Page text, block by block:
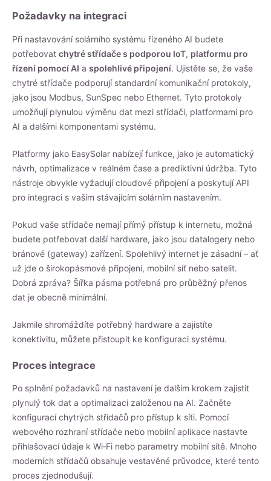
Požadavky na integraci
Při nastavování solárního systému řízeného AI budete
potřebovat chytré střídače s podporou IoT, platformu pro
řízení pomocí AI a spolehlivé připojení. Ujistěte se, že vaše
chytré střídače podporují standardní komunikační protokoly,
jako jsou Modbus, SunSpec nebo Ethernet. Tyto protokoly
umožňují plynulou výměnu dat mezi střídači, platformami pro
AI a dalšími komponentami systému.
Platformy jako EasySolar nabízejí funkce, jako je automatický
návrh, optimalizace v reálném čase a prediktivní údržba. Tyto
nástroje obvykle vyžadují cloudové připojení a poskytují API
pro integraci s vaším stávajícím solárním nastavením.
Pokud vaše střídače nemají přímý přístup k internetu, možná
budete potřebovat další hardware, jako jsou datalogery nebo
bránové (gateway) zařízení. Spolehlivý internet je zásadní – ať
už jde o širokopásmové připojení, mobilní síť nebo satelit.
Dobrá zpráva? Šířka pásma potřebná pro průběžný přenos
dat je obecně minimální.
Jakmile shromáždíte potřebný hardware a zajistíte
konektivitu, můžete přistoupit ke konfiguraci systému.
Proces integrace
Po splnění požadavků na nastavení je dalším krokem zajistit
plynulý tok dat a optimalizaci založenou na AI. Začněte
konfigurací chytrých střídačů pro přístup k síti. Pomocí
webového rozhraní střídače nebo mobilní aplikace nastavte
přihlašovací údaje k Wi‑Fi nebo parametry mobilní sítě. Mnoho
moderních střídačů obsahuje vestavěné průvodce, které tento
proces zjednodušují.